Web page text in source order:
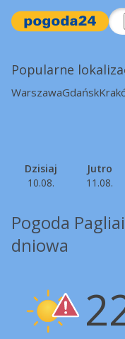
Popularne
WarszawaGdańsk
Dzisiaj
10.08.
Jutro
11.08.
Pogoda
dniowa